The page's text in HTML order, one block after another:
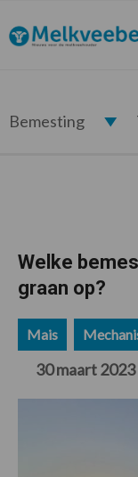
de
hoofdnavigatie
de
hoofd
de
eerste
de
voettekst
Melkveebedrijf.nl
Bemesting
Welke
graan op?
Mais
30 maart 2023